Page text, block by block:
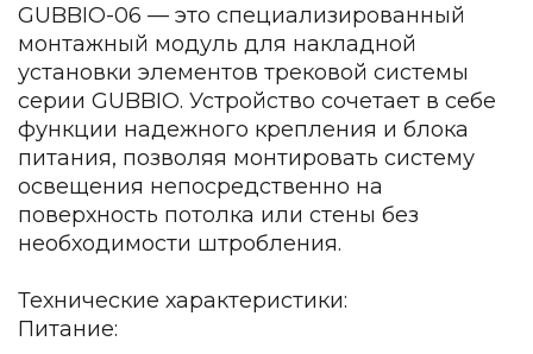
Производство мебели на заказ Romatti
Корпусная мебель на заказ
Шкафы и гардеробные на заказ
Мебель для ванной
Офисная мебель
Детская мебель
Уличная и садовая мебель
Фитнес и wellness-оборудование
Коллекции
INTERRA — Soft Modern
ARTOPIA — Mid-Century
DAYZ — Ethno
GUBBIO-06 — это специализированный
монтажный модуль для накладной
установки элементов трековой системы
серии GUBBIO. Устройство сочетает в себе
функции надежного крепления и блока
питания, позволяя монтировать систему
освещения непосредственно на
поверхность потолка или стены без
необходимости штробления.
Технические характеристики:
Питание: